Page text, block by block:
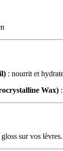
: nourrit et
Wax)
sur vos lèvres.